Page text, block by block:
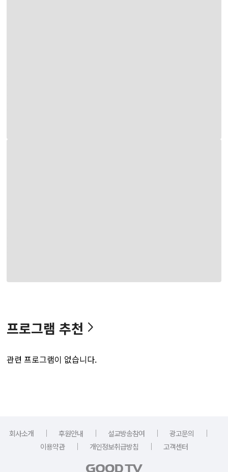
프로그램 추천
관련 프로그램이 없습니다.
회사소개 ｜ 후원안내 ｜ 설교방송참여 ｜ 광고문의
｜
이용약관
｜ 개인정보취급방침 ｜ 고객센터